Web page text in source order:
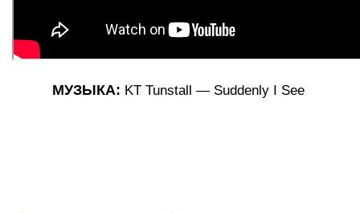
МУЗЫКА: KT Tunstall — Suddenly I See